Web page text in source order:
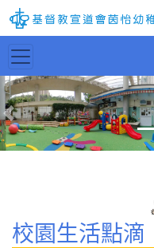
Previous
校園生活點滴